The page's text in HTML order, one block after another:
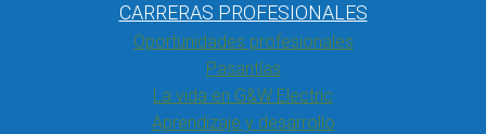
CARRERAS PROFESIONALES
Oportunidades profesionales
Pasantías
La vida en G&W Electric
Aprendizaje y desarrollo